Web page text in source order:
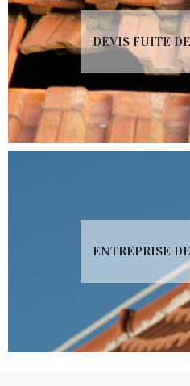
DEVIS FUITE
ENTREPRISE